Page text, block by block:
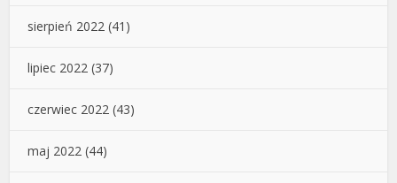
sierpień 2022 (41)
lipiec 2022 (37)
czerwiec 2022 (43)
maj 2022 (44)